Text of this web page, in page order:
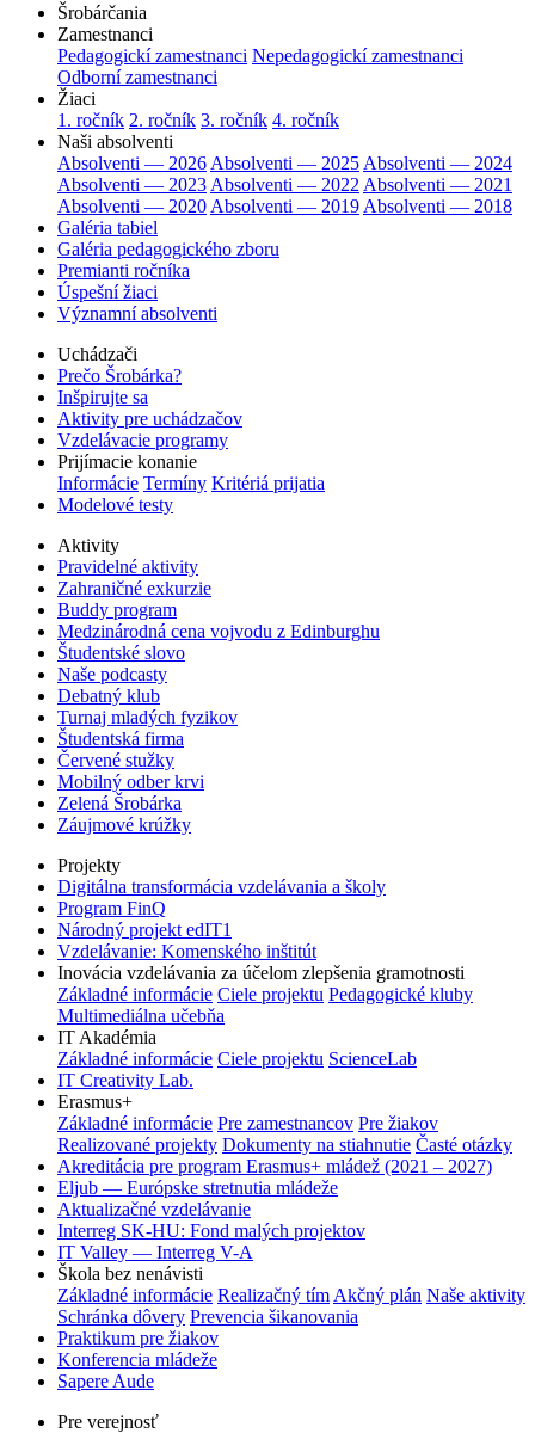
Šrobárčania
Zamestnanci
Pedagogickí zamestnanci Nepedagogickí zamestnanci
Odborní zamestnanci
Žiaci
1. ročník 2. ročník 3. ročník 4. ročník
Naši absolventi
Absolventi — 2026 Absolventi — 2025 Absolventi — 2024
Absolventi — 2023 Absolventi — 2022 Absolventi — 2021
Absolventi — 2020 Absolventi — 2019 Absolventi — 2018
Galéria tabiel
Galéria pedagogického zboru
Premianti ročníka
Úspešní žiaci
Významní absolventi
Uchádzači
Prečo Šrobárka?
Inšpirujte sa
Aktivity pre uchádzačov
Vzdelávacie programy
Prijímacie konanie
Informácie Termíny Kritériá prijatia
Modelové testy
Aktivity
Pravidelné aktivity
Zahraničné exkurzie
Buddy program
Medzinárodná cena vojvodu z Edinburghu
Študentské slovo
Naše podcasty
Debatný klub
Turnaj mladých fyzikov
Študentská firma
Červené stužky
Mobilný odber krvi
Zelená Šrobárka
Záujmové krúžky
Projekty
Digitálna transformácia vzdelávania a školy
Program FinQ
Národný projekt edIT1
Vzdelávanie: Komenského inštitút
Inovácia vzdelávania za účelom zlepšenia gramotnosti
Základné informácie Ciele projektu Pedagogické kluby
Multimediálna učebňa
IT Akadémia
Základné informácie Ciele projektu ScienceLab
IT Creativity Lab.
Erasmus+
Základné informácie Pre zamestnancov Pre žiakov
Realizované projekty Dokumenty na stiahnutie Časté otázky
Akreditácia pre program Erasmus+ mládež (2021 – 2027)
Eljub — Európske stretnutia mládeže
Aktualizačné vzdelávanie
Interreg SK-HU: Fond malých projektov
IT Valley — Interreg V-A
Škola bez nenávisti
Základné informácie Realizačný tím Akčný plán Naše aktivity
Schránka dôvery Prevencia šikanovania
Praktikum pre žiakov
Konferencia mládeže
Sapere Aude
Pre verejnosť